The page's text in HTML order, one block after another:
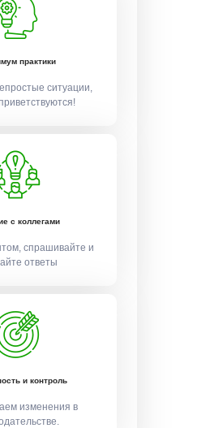
практики
ситуации,
с коллегами
спрашивайте и
ответы
и контроль
изменения в